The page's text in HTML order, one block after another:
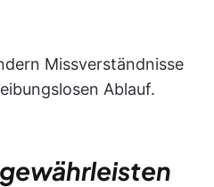
Missverständnisse
Ablauf.